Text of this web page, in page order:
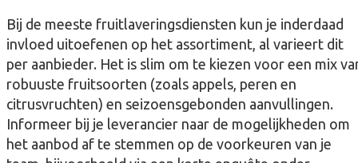
Bij de meeste fruitlaveringsdiensten kun je inderdaad
invloed uitoefenen op het assortiment, al varieert dit
per aanbieder. Het is slim om te kiezen voor een mix
robuuste fruitsoorten (zoals appels, peren en
citrusvruchten) en seizoensgebonden aanvullingen.
Informeer bij je leverancier naar de mogelijkheden om
het aanbod af te stemmen op de voorkeuren van je